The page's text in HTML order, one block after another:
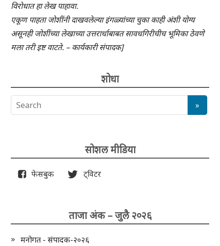
विरोधात हा लेख पाहावा.
एकूण पाहता जोशींनी दाखवलेल्या इंगळ्यांच्या चुका काही अंशी योग्य
असूनही जोशींच्या लेखाच्या उत्तरार्धाबाबत सावधगिरीचीच भूमिका ठेवणे
मला तरी इष्ट वाटते. – कार्यकारी संपादक]
शोधा
सोशल मीडिया
फेसबुक ट्विटर
ताजा अंक – जुलै २०२६
मनोगत - संपादक-२०२६